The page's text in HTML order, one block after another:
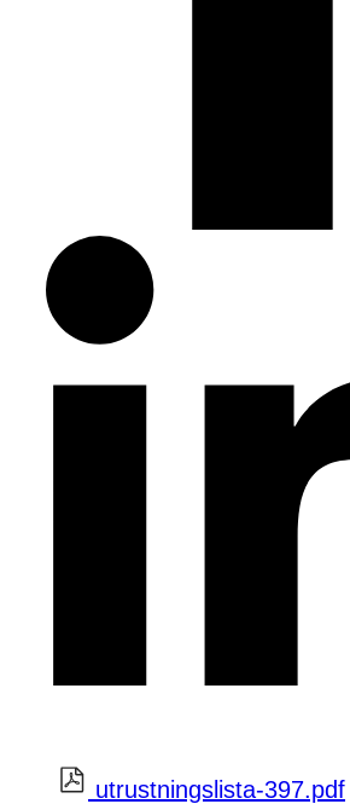
utrustningslista-397.pdf